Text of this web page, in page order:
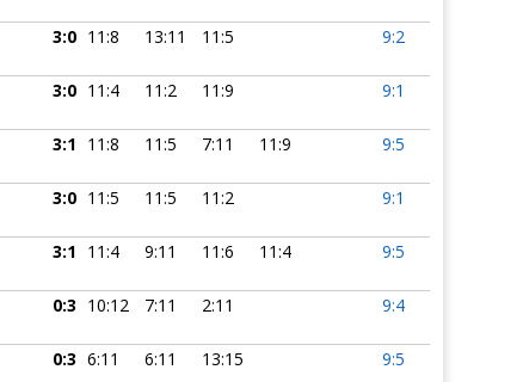
3:0 11:8 13:11 11:5 9:2
3:0 11:4 11:2 11:9 9:1
3:1 11:8 11:5 7:11 11:9 9:5
3:0 11:5 11:5 11:2 9:1
3:1 11:4 9:11 11:6 11:4 9:5
0:3 10:12 7:11 2:11 9:4
0:3 6:11 6:11 13:15 9:5